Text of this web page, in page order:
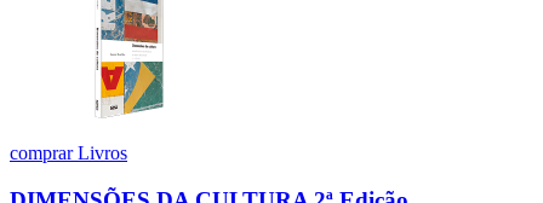
comprarLivros